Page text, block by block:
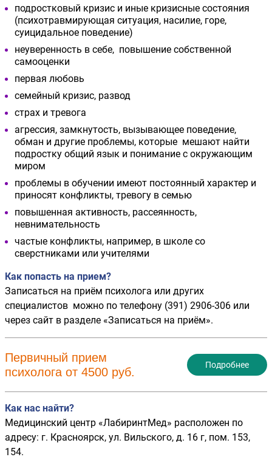
подростковый кризис и иные кризисные состояния
(психотравмирующая ситуация, насилие, горе,
суицидальное поведение)
неуверенность в себе, повышение собственной
самооценки
первая любовь
семейный кризис, развод
страх и тревога
агрессия, замкнутость, вызывающее поведение,
обман и другие проблемы, которые мешают найти
подростку общий язык и понимание с окружающим
миром
проблемы в обучении имеют постоянный характер и
приносят конфликты, тревогу в семью
повышенная активность, рассеянность,
невнимательность
частые конфликты, например, в школе со
сверстниками или учителями
Как попасть на прием?
Записаться на приём психолога или других
специалистов можно по телефону (391) 2906-306 или
через сайт в разделе «Записаться на приём».
Первичный прием
психолога от 4500 руб.
Подробнее
Как нас найти?
Медицинский центр «ЛабиринтМед» расположен по
адресу: г. Красноярск, ул. Вильского, д. 16 г, пом. 153,
154.